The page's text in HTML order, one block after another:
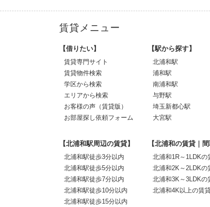
賃貸メニュー
【借りたい】
賃貸専門サイト
賃貸物件検索
学区から検索
エリアから検索
お客様の声（賃貸版）
お部屋探し依頼フォーム
【駅から探す】
北浦和駅
浦和駅
南浦和駅
与野駅
埼玉新都心駅
大宮駅
【北浦和駅周辺の賃貸】
北浦和駅徒歩3分以内
北浦和駅徒歩5分以内
北浦和駅徒歩7分以内
北浦和駅徒歩10分以内
北浦和駅徒歩15分以内
【北浦和の賃貸｜間
北浦和1R～1LDKの
北浦和2K～2LDKの
北浦和3K～3LDKの
北浦和4K以上の賃